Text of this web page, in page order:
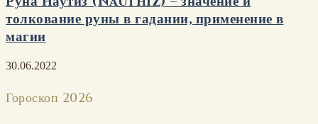
толкование руны в гадании, применение в
магии
30.06.2022
Гороскоп 2026